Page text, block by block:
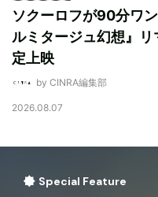
ソクーロフが90分ワ
ルミタージュ幻想』
定上映
by CINRA編集部
2026.08.07
Special Feature